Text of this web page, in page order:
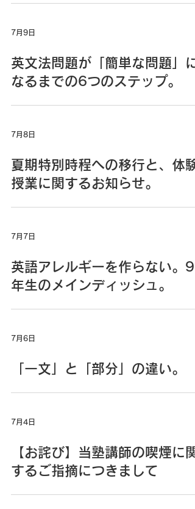
7月9日
英文法問題が「簡単な問題」に
なるまでの6つのステップ。
7月8日
夏期特別時程への移行と、体験
授業に関するお知らせ。
7月7日
英語アレルギーを作らない。9
年生のメインディッシュ。
7月6日
「一文」と「部分」の違い。
7月4日
【お詫び】当塾講師の喫煙に関
するご指摘につきまして